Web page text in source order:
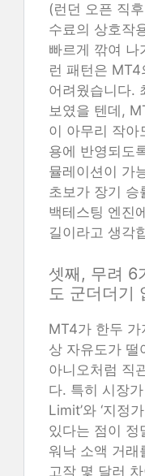
(런던 오픈 직
수료의 상호작
빠르게 깎여 나
런 패턴은 MT4
어려웠습니다.
보였을 텐데,
이 아무리 작아
용에 반영되도
뮬레이션이 가
초보가 장기 승
백테스팅 엔진
길이라고 생각
셋째, 무려 6
도 군더더기
MT4가 한두 가
상 자유도가
아니오처럼 직
다. 특히 시장
Limit’와 ‘지정
있다는 점이 정
워낙 소액 거래
고작 몇 달러